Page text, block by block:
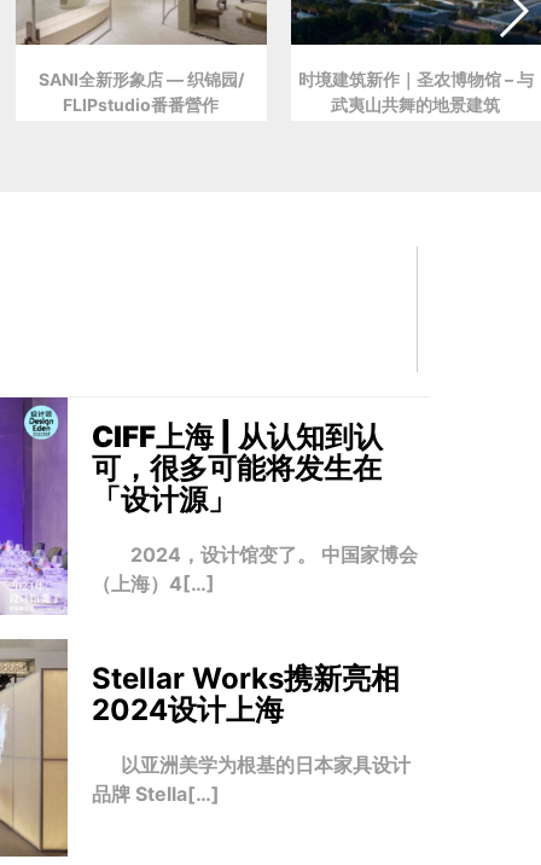
SANI全新形象店 — 织锦园/
FLIPstudio番番營作
时境建筑新作｜圣农博物馆 – 与
武夷山共舞的地景建筑
CIFF上海 | 从认知到认
可，很多可能将发生在
「设计源」
2024，设计馆变了。 中国家博会
（上海）4[…]
Stellar Works携新亮相
2024设计上海
以亚洲美学为根基的日本家具设计
品牌 Stella[…]